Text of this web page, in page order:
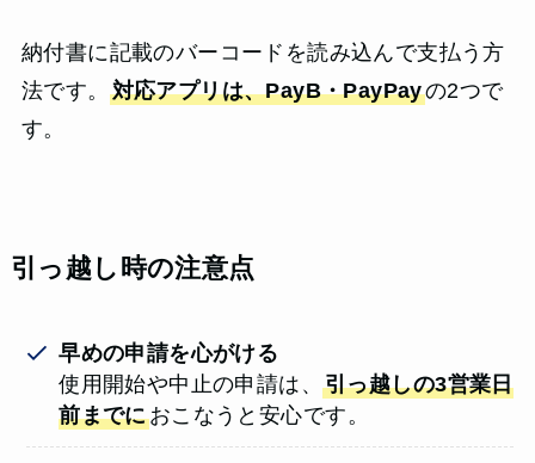
納付書に記載のバーコードを読み込んで支払う方
法です。 対応アプリは、PayB・PayPayの2つで
す。
引っ越し時の注意点
早めの申請を心がける
使用開始や中止の申請は、引っ越しの3営業日
前までにおこなうと安心です。